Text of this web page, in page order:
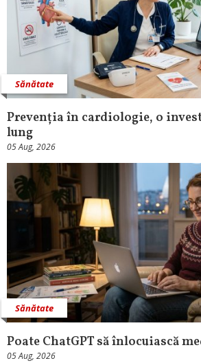
Sănătate
Prevenția în cardiologie, o
lung
05 Aug, 2026
Sănătate
Poate ChatGPT să înlocuiască
05 Aug, 2026